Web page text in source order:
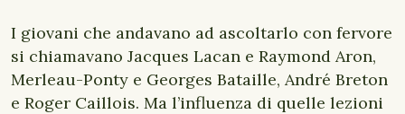
I giovani che andavano ad ascoltarlo con fervore
si chiamavano Jacques Lacan e Raymond Aron,
Merleau-Ponty e Georges Bataille, André Breton
e Roger Caillois. Ma l’influenza di quelle lezioni